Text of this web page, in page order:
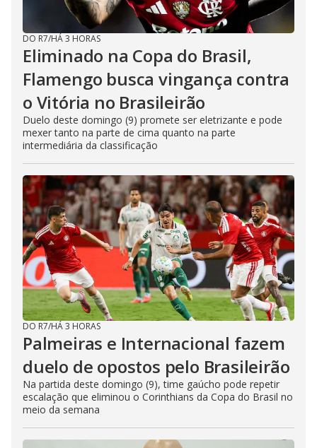
DO R7/HÁ 3 HORAS
Eliminado na Copa do Brasil,
Flamengo busca vingança contra
o Vitória no Brasileirão
Duelo deste domingo (9) promete ser eletrizante e pode
mexer tanto na parte de cima quanto na parte
intermediária da classificação
DO R7/HÁ 3 HORAS
Palmeiras e Internacional fazem
duelo de opostos pelo Brasileirão
Na partida deste domingo (9), time gaúcho pode repetir
escalação que eliminou o Corinthians da Copa do Brasil no
meio da semana